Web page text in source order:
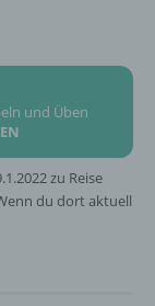
und Üben
zu Reise
du dort aktuell